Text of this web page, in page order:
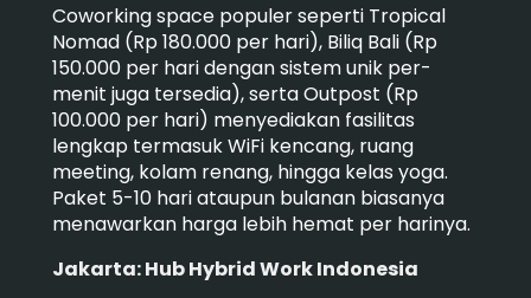
Coworking space populer seperti Tropical
Nomad (Rp 180.000 per hari), Biliq Bali (Rp
150.000 per hari dengan sistem unik per-
menit juga tersedia), serta Outpost (Rp
100.000 per hari) menyediakan fasilitas
lengkap termasuk WiFi kencang, ruang
meeting, kolam renang, hingga kelas yoga.
Paket 5-10 hari ataupun bulanan biasanya
menawarkan harga lebih hemat per harinya.
Jakarta: Hub Hybrid Work Indonesia